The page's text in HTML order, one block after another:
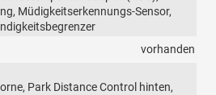
Müdigkeitserkennungs-Sensor,
vorhanden
Park Distance Control hinten,